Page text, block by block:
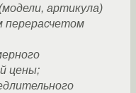
артикула)
цены;